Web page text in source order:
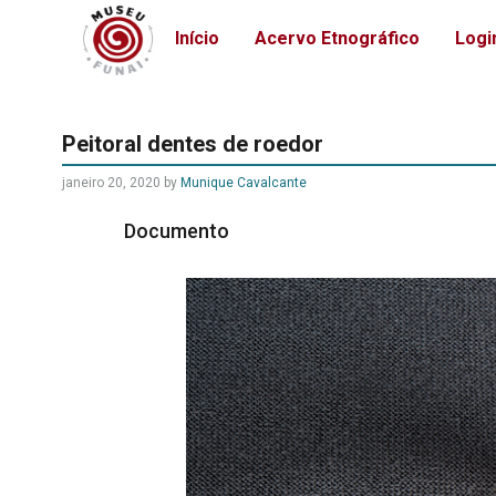
Início Acervo Etnográfico
Peitoral dentes de roedor
janeiro 20, 2020 by Munique Cavalcante
Documento